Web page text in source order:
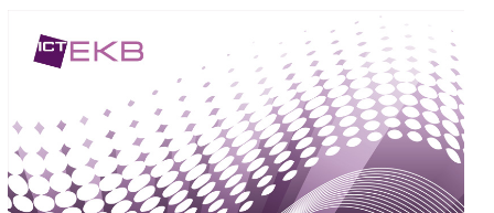
Торговые сети
Оборудование
Outsourcing
Кадры
Регулирование